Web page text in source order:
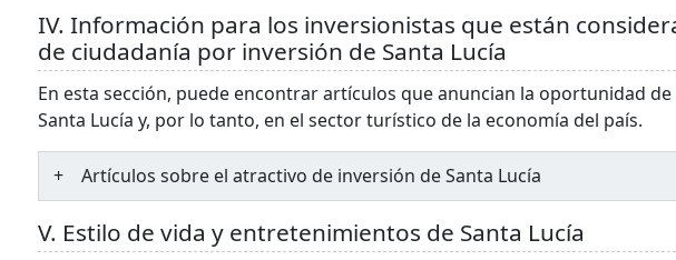
IV. Información para los inversionistas que están
de ciudadanía por inversión de Santa Lucía
En esta sección, puede encontrar artículos que anuncian la oportunidad
Santa Lucía y, por lo tanto, en el sector turístico de la economía del país.
Artículos sobre el atractivo de inversión de Santa Lucía
V. Estilo de vida y entretenimientos de Santa Lucía